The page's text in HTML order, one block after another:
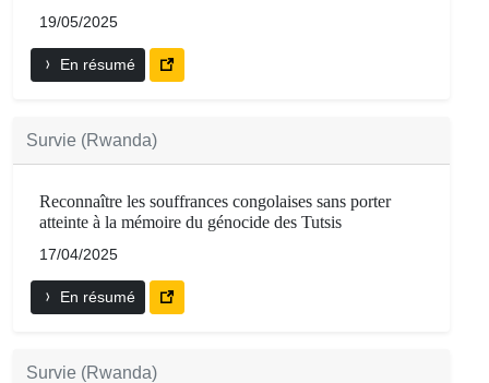
19/05/2025
En résumé
Survie (Rwanda)
Reconnaître les souffrances congolaises sans porter
atteinte à la mémoire du génocide des Tutsis
17/04/2025
En résumé
Survie (Rwanda)